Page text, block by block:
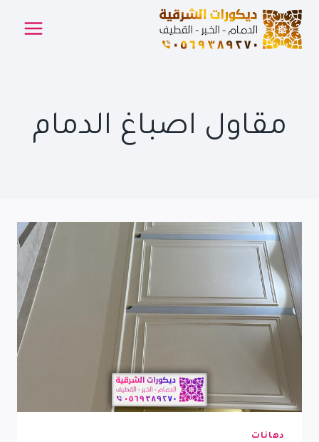
التجاوز
المحتوى
مقاول اصباغ الدمام
دهانات